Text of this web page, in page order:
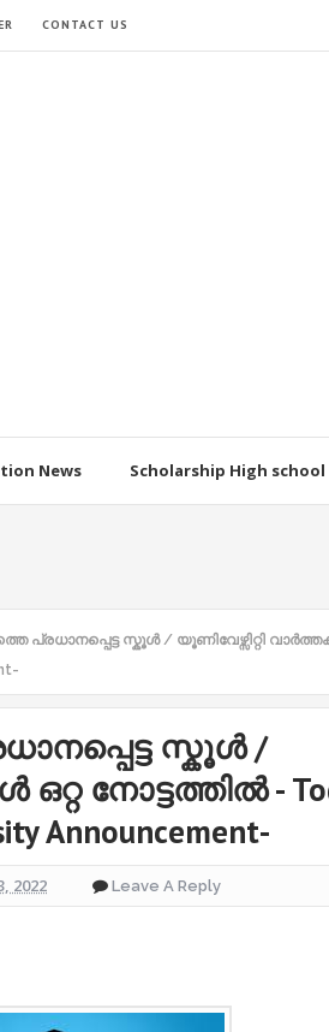
CONTACT US
News Scholarship High school
പ്രധാനപ്പെട്ട സ്കൂൾ / യൂണിവേഴ്സിറ്റി
സ്കൂൾ /
നോട്ടത്തിൽ -
Announcement-
2022 Leave A Reply